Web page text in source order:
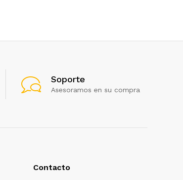
Soporte
Asesoramos en su compra
Contacto